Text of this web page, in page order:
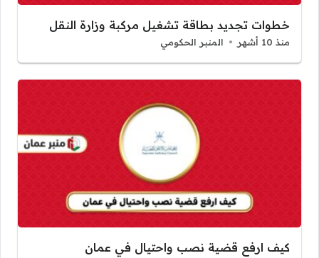
خطوات تجديد بطاقة تشغيل مركبة وزارة النقل
منذ 10 أشهر المنبر الحكومي
كيف ارفع قضية نصب واحتيال في عمان